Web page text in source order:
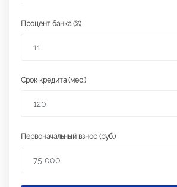
Процент банка (%)
Срок кредита (мес.)
Первоначальный взнос (руб.)